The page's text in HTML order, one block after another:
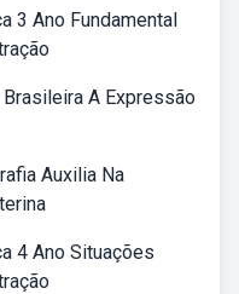
3 Ano Fundamental
A Expressão
Auxilia Na
4 Ano Situações